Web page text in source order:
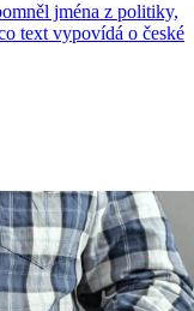
jména z politiky,
text vypovídá o české